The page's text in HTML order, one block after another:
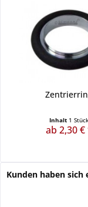
Inhalt 1
ab 2,30 €
Kunden haben sich